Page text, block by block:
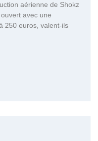
aérienne de Shokz
avec une
250 euros, valent-ils